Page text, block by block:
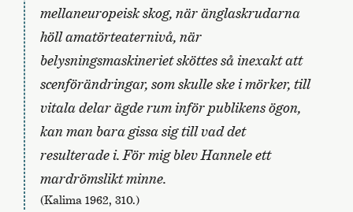
mellaneuropeisk skog, när änglaskrudarna
höll amatörteaternivå, när
belysningsmaskineriet sköttes så inexakt att
scenförändringar, som skulle ske i mörker, till
vitala delar ägde rum inför publikens ögon,
kan man bara gissa sig till vad det
resulterade i. För mig blev Hannele ett
mardrömslikt minne.
(Kalima 1962, 310.)